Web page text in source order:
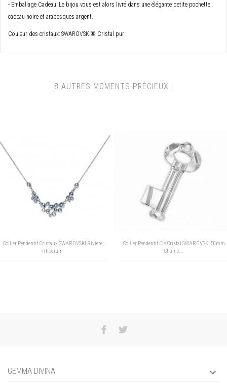
- Emballage Cadeau: Le bijou vous est alors livré dans une élégante petite pochette
cadeau noire et arabesques argent.
Couleur des cristaux: SWAROVSKI® Cristal pur
8 AUTRES MOMENTS PRÉCIEUX :
Collier Pendentif Cristaux SWAROVSKI Rivière
Rhodium
Collier Pendentif Cle Cristal SWAROVSKI 50mm
Chaine...
GEMMA DIVINA 